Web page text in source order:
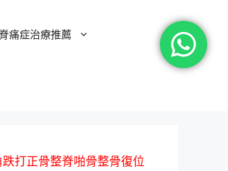
痛症治療推薦
打正骨整脊啪骨整骨復位